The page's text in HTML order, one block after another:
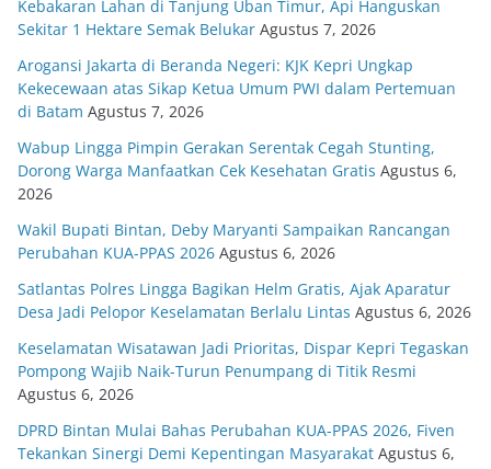
Kebakaran Lahan di Tanjung Uban Timur, Api Hanguskan
Sekitar 1 Hektare Semak Belukar Agustus 7, 2026
Arogansi Jakarta di Beranda Negeri: KJK Kepri Ungkap
Kekecewaan atas Sikap Ketua Umum PWI dalam Pertemuan
di Batam Agustus 7, 2026
Wabup Lingga Pimpin Gerakan Serentak Cegah Stunting,
Dorong Warga Manfaatkan Cek Kesehatan Gratis Agustus 6,
2026
Wakil Bupati Bintan, Deby Maryanti Sampaikan Rancangan
Perubahan KUA-PPAS 2026 Agustus 6, 2026
Satlantas Polres Lingga Bagikan Helm Gratis, Ajak Aparatur
Desa Jadi Pelopor Keselamatan Berlalu Lintas Agustus 6, 2026
Keselamatan Wisatawan Jadi Prioritas, Dispar Kepri Tegaskan
Pompong Wajib Naik-Turun Penumpang di Titik Resmi
Agustus 6, 2026
DPRD Bintan Mulai Bahas Perubahan KUA-PPAS 2026, Fiven
Tekankan Sinergi Demi Kepentingan Masyarakat Agustus 6,